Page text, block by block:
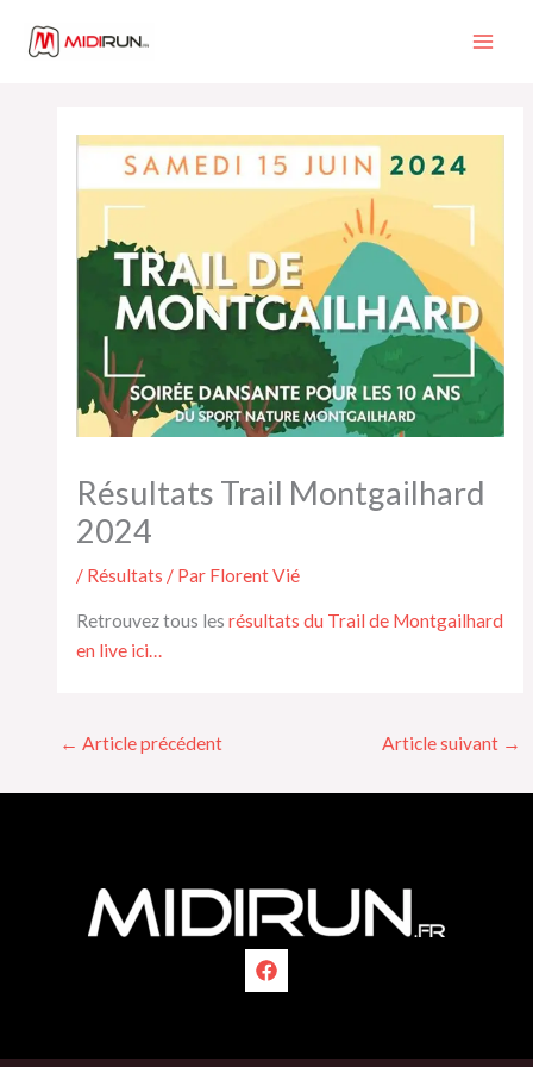
Résultats Trail Montgailhard
2024
/ Résultats / Par Florent Vié
Retrouvez tous les résultats du Trail de Montgailhard
en live ici…
← Article précédent Article suivant →